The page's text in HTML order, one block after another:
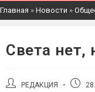
Главная » Новости »
Света нет,
АвторРЕДАКЦИЯ